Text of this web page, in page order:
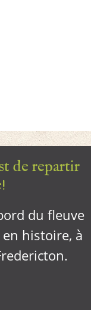
de repartir
du fleuve
histoire, à